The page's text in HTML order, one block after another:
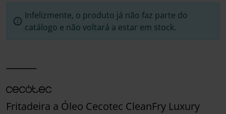
Infelizmente, o produto já não faz parte do
catálogo e não voltará a estar em stock.
Fritadeira a Óleo Cecotec CleanFry Luxury